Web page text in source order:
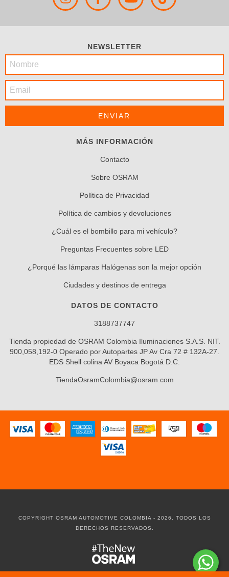
NEWSLETTER
MÁS INFORMACIÓN
Contacto
Sobre OSRAM
Política de Privacidad
Política de cambios y devoluciones
¿Cuál es el bombillo para mi vehículo?
Preguntas Frecuentes sobre LED
¿Porqué las lámparas Halógenas son la mejor opción
Ciudades y destinos de entrega
DATOS DE CONTACTO
3188737747
Tienda propiedad de OSRAM Colombia Iluminaciones S.A.S. NIT.
900,058,192-0 Operado por Autopartes JP Av Cra 72 # 132A-27.
EDS Shell colina AV Boyaca Bogotá D.C.
TiendaOsramColombia@osram.com
COPYRIGHT OSRAM AUTOMOTIVE COLOMBIA - 2026. TODOS LOS
DERECHOS RESERVADOS.